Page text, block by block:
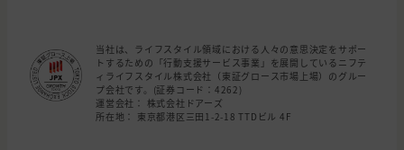
当社は、ライフスタイル領域における人々の意思決定をサポー
トするための「行動支援サービス事業」を展開しているニフテ
ィライフスタイル株式会社（東証グロース市場上場）のグルー
プ会社です。(証券コード：4262)
運営会社： 株式会社ドアーズ
所在地： 東京都港区三田1-2-18 TTDビル 4F